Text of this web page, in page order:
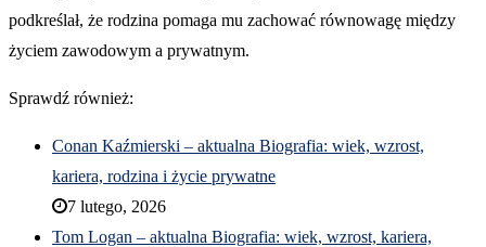
podkreślał, że rodzina pomaga mu zachować równowagę między
życiem zawodowym a prywatnym.
Sprawdź również:
Conan Kaźmierski – aktualna Biografia: wiek, wzrost,
kariera, rodzina i życie prywatne
7 lutego, 2026
Tom Logan – aktualna Biografia: wiek, wzrost, kariera,